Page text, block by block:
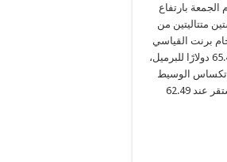
الجمعة بارتفاع
متتاليتين من
برنت القياسي
تسليم يوليو بنسبة 1.3% لتصل إلى 65.41 دولارًا للبرميل،
تكساس الوسيط
الأميركي تسليم يونيو بنسبة 1.4% لتستقر عند 62.49